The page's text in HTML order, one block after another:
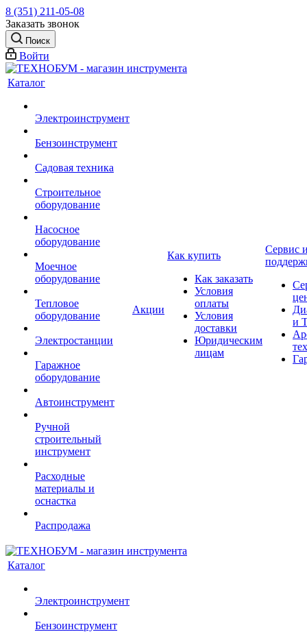
8 (351) 211-05-08
Заказать звонок
Поиск
Войти
Каталог
Электроинструмент
Бензоинструмент
Садовая техника
Строительное
оборудование
Насосное
оборудование
Моечное
оборудование
Тепловое
оборудование
Электростанции
Гаражное
оборудование
Автоинструмент
Ручной
строительный
инструмент
Расходные
материалы и
оснастка
Распродажа
Акции
Как купить
Как заказать
Условия
оплаты
Условия
доставки
Юридическим
лицам
Сервис
и
Каталог
Электроинструмент
Бензоинструмент